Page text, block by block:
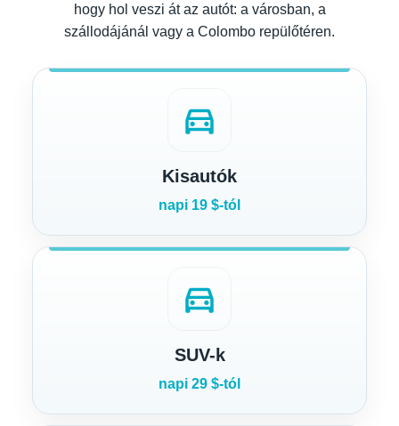
hogy hol veszi át az autót: a városban, a
szállodájánál vagy a Colombo repülőtéren.
directions_car
Kisautók
napi 19 $-tól
directions_car
SUV-k
napi 29 $-tól